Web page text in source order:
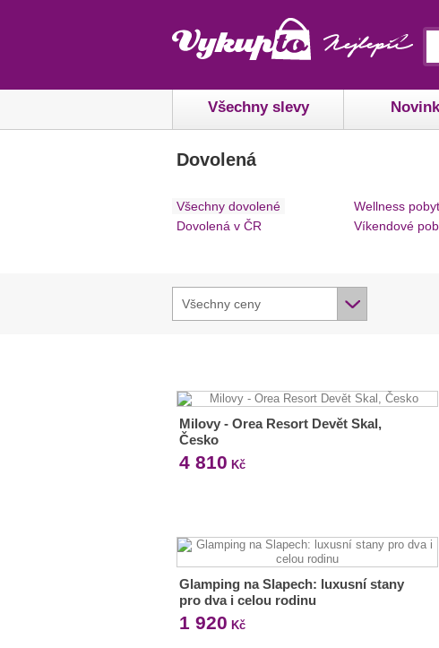
Všechny slevy
Dovolená
Všechny dovolené
Dovolená v ČR
Wellness
Víkendové
Všechny ceny
Milovy - Orea Resort Devět Skal,
Česko
4 810 Kč
Glamping na Slapech: luxusní stany
pro dva i celou rodinu
1 920 Kč